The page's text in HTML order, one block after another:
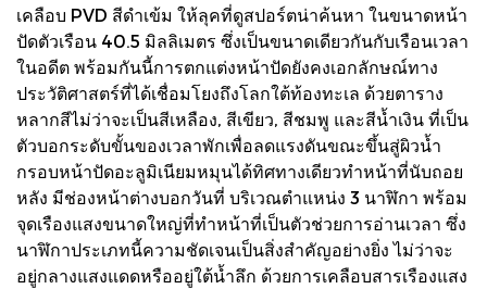
เคลือบ PVD สีดำเข้ม ให้ลุคที่ดูสปอร์ตน่าค้นหา ในขนาดหน้า
ปัดตัวเรือน 40.5 มิลลิเมตร ซึ่งเป็นขนาดเดียวกันกับเรือนเวลา
ในอดีต พร้อมกันนี้การตกแต่งหน้าปัดยังคงเอกลักษณ์ทาง
ประวัติศาสตร์ที่ได้เชื่อมโยงถึงโลกใต้ท้องทะเล ด้วยตาราง
หลากสีไม่ว่าจะเป็นสีเหลือง, สีเขียว, สีชมพู และสีน้ำเงิน ที่เป็น
ตัวบอกระดับขั้นของเวลาพักเพื่อลดแรงดันขณะขึ้นสู่ผิวน้ำ
กรอบหน้าปัดอะลูมิเนียมหมุนได้ทิศทางเดียวทำหน้าที่นับถอย
หลัง มีช่องหน้าต่างบอกวันที่ บริเวณตำแหน่ง 3 นาฬิกา พร้อม
จุดเรืองแสงขนาดใหญ่ที่ทำหน้าที่เป็นตัวช่วยการอ่านเวลา ซึ่ง
นาฬิกาประเภทนี้ความชัดเจนเป็นสิ่งสำคัญอย่างยิ่ง ไม่ว่าจะ
อยู่กลางแสงแดดหรืออยู่ใต้น้ำลึก ด้วยการเคลือบสารเรืองแสง